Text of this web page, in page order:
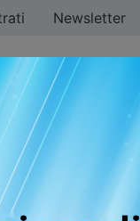
Newsletter
il